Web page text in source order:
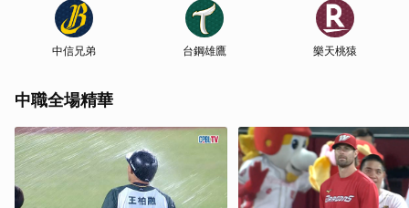
中信兄弟 台鋼雄鷹 樂天桃猿
中職全場精華